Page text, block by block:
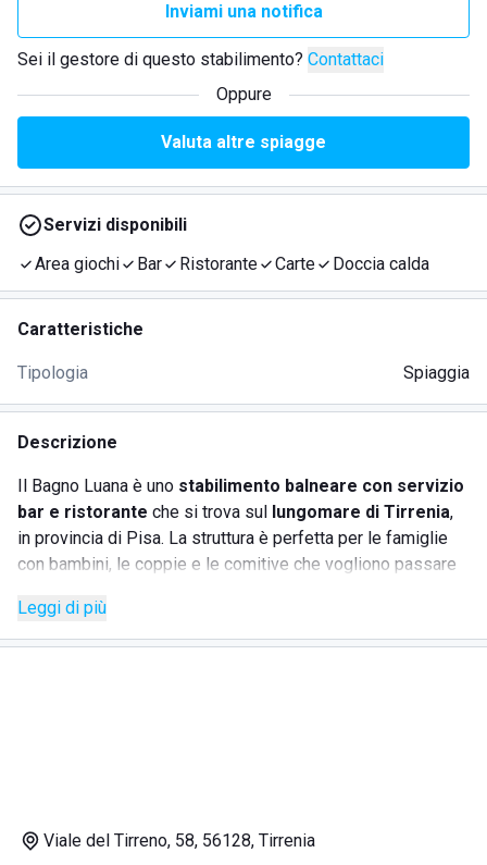
Inviami una notifica
Sei il gestore di questo stabilimento? Contattaci
Oppure
Valuta altre spiagge
Servizi disponibili
Area giochi
Bar Ristorante Carte Doccia calda
Caratteristiche
Tipologia Spiaggia
Descrizione
Il Bagno Luana è uno stabilimento balneare con servizio
bar e ristorante che si trova sul lungomare di Tirrenia,
in provincia di Pisa. La struttura è perfetta per le famiglie
con bambini, le coppie e le comitive che vogliono passare
Ombrelloni, sdraio e lettini sono a disposizione di tutti i
clienti, così come le docce calde e le cabine. Ilservizio
familiare del Bagno Luana ti farà sentire a casa, grazie alla
Leggi di più
Viale del Tirreno, 58, 56128, Tirrenia